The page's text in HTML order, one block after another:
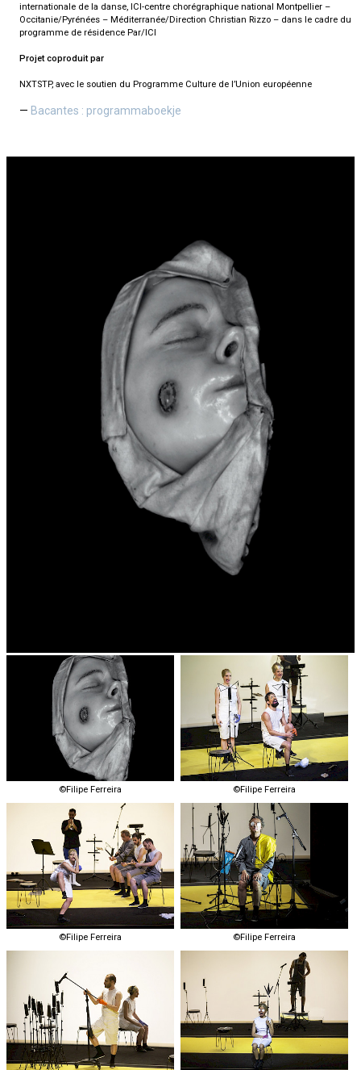
internationale de la danse, ICI-centre chorégraphique national Montpellier –
Occitanie/Pyrénées – Méditerranée/Direction Christian Rizzo – dans le cadre du
programme de résidence Par/ICI
Projet coproduit par
NXTSTP, avec le soutien du Programme Culture de l’Union européenne
Bacantes : programmaboekje
©Filipe Ferreira ©Filipe Ferreira
©Filipe Ferreira ©Filipe Ferreira